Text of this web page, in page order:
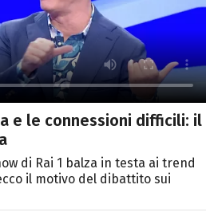
e le connessioni difficili: il
di Rai 1 balza in testa ai trend
il motivo del dibattito sui